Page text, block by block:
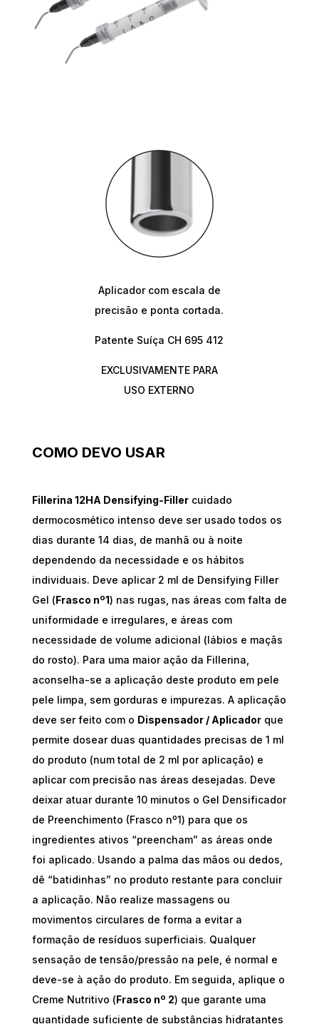
Aplicador com escala de
precisão e ponta cortada.
Patente Suíça CH 695 412
EXCLUSIVAMENTE PARA
USO EXTERNO
COMO DEVO USAR
Fillerina 12HA Densifying-Fillercuidado
dermocosmético intenso deve ser usado todos os
dias durante 14 dias, de manhã ou à noite
dependendo da necessidade e os hábitos
individuais. Deve aplicar 2 ml de Densifying Filler
Gel (Frasco nº1) nas rugas, nas áreas com falta de
uniformidade e irregulares, e áreas com
necessidade de volume adicional (lábios e maçãs
do rosto). Para uma maior ação da Fillerina,
aconselha-se a aplicação deste produto em pele
pele limpa, sem gorduras e impurezas. A aplicação
deve ser feito com o Dispensador / Aplicadorque
permite dosear duas quantidades precisas de 1 ml
do produto (num total de 2 ml por aplicação) e
aplicar com precisão nas áreas desejadas. Deve
deixar atuar durante 10 minutos o Gel Densificador
de Preenchimento (Frasco nº1) para que os
ingredientes ativos “preencham” as áreas onde
foi aplicado. Usando a palma das mãos ou dedos,
dê “batidinhas” no produto restante para concluir
a aplicação. Não realize massagens ou
movimentos circulares de forma a evitar a
formação de resíduos superficiais. Qualquer
sensação de tensão/pressão na pele, é normal e
deve-se à ação do produto. Em seguida, aplique o
Creme Nutritivo (Frasco nº 2) que garante uma
quantidade suficiente de substâncias hidratantes